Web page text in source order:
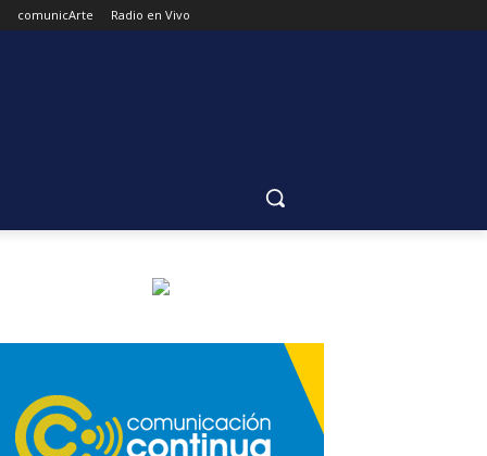
comunicArte Radio en Vivo